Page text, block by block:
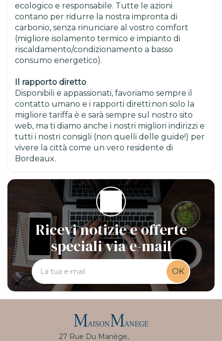
ecologico e responsabile. Tutte le azioni
contano per ridurre la nostra impronta di
carbonio, senza rinunciare al vostro comfort
(migliore isolamento termico e impianto di
riscaldamento/condizionamento a basso
consumo energetico).
Il rapporto diretto
Disponibili e appassionati, favoriamo sempre il
contatto umano e i rapporti diretti:non solo la
migliore tariffa è e sarà sempre sul nostro sito
web, ma ti diamo anche i nostri migliori indirizzi e
tutti i nostri consigli (non quelli delle guide!) per
vivere la città come un vero residente di
Bordeaux.
Ricevi notizie e offerte
speciali via e-mail
OK
27 Rue Du Manège,